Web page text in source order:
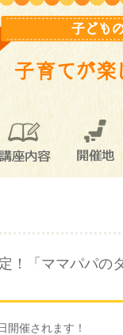
！「ママパパの
開催されます！